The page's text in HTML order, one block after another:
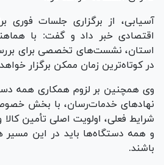
آسیابی، از برگزاری جلسات فوری
اقتصادی خبر داد و گفت: با
استان، نشست‌های تخصصی برای
در کوتاه‌ترین زمان ممکن برگزار
وی همچنین بر لزوم همکاری همه
نهاد‌های خدمات‌رسان، با بخش
شرایط فعلی، اولویت اصلی تأمین
و همه دستگاه‌ها باید در این
باشند.